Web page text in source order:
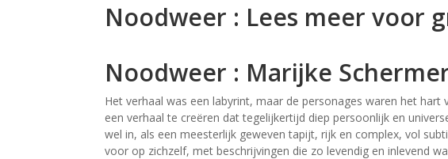
Noodweer : Lees meer voor
Noodweer : Marijke
Het verhaal was een labyrint, maar de personages waren het
een verhaal te creëren dat tegelijkertijd diep persoonlijk en
wel in, als een meesterlijk geweven tapijt, rijk en complex, vol
voor op zichzelf, met beschrijvingen die zo levendig en inlevend